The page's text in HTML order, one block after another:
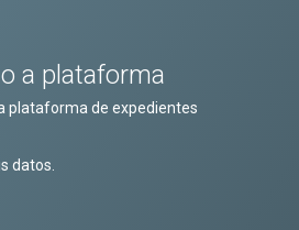
a plataforma
plataforma de expedientes
datos.